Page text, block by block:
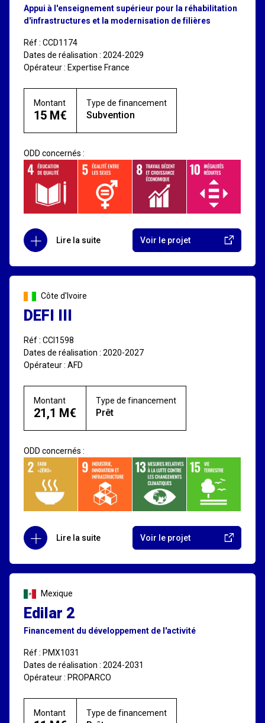
Appui à l'enseignement supérieur pour la réhabilitation
d'infrastructures et la modernisation de filières
Réf : CCD1174
Dates de réalisation : 2024-2029
Opérateur : Expertise France
Montant
15 M€
Type de financement
Subvention
ODD concernés :
Lire la suite Voir le projet
Côte d'Ivoire
DEFI III
Réf : CCI1598
Dates de réalisation : 2020-2027
Opérateur : AFD
Montant
21,1 M€
Type de financement
Prêt
ODD concernés :
Lire la suite Voir le projet
Mexique
Edilar 2
Financement du développement de l'activité
Réf : PMX1031
Dates de réalisation : 2024-2031
Opérateur : PROPARCO
Montant Type de financement